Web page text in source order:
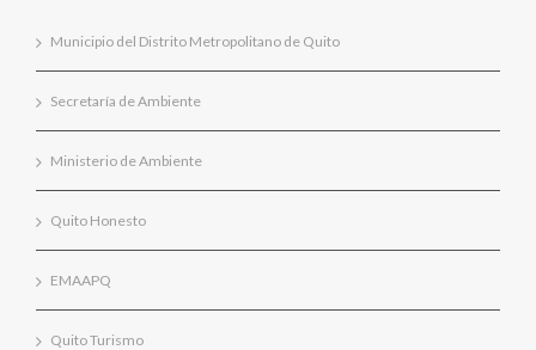
Municipio del Distrito Metropolitano de Quito
Secretaría de Ambiente
Ministerio de Ambiente
Quito Honesto
EMAAPQ
Quito Turismo